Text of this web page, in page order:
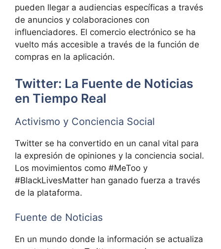
pueden llegar a audiencias específicas a través
de anuncios y colaboraciones con
influenciadores. El comercio electrónico se ha
vuelto más accesible a través de la función de
compras en la aplicación.
Twitter: La Fuente de Noticias
en Tiempo Real
Activismo y Conciencia Social
Twitter se ha convertido en un canal vital para
la expresión de opiniones y la conciencia social.
Los movimientos como #MeToo y
#BlackLivesMatter han ganado fuerza a través
de la plataforma.
Fuente de Noticias
En un mundo donde la información se actualiza